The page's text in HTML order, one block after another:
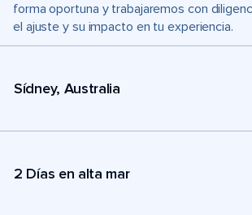
forma oportuna y trabajaremos con
el ajuste y su impacto en tu experiencia.
Sídney, Australia
2 Días en alta mar